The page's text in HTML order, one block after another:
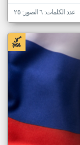
عدد الكلمات: ٦ الصور: ٢٥